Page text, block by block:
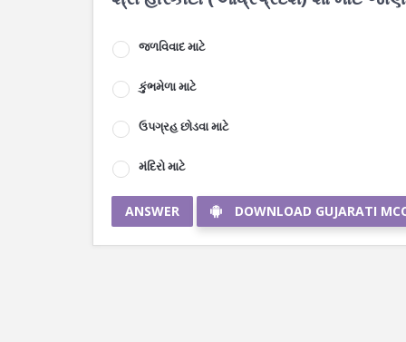
જળવિવાદ માટે
કુંભમેળા માટે
ઉપગ્રહ છોડવા માટે
મંદિરો માટે
ANSWER DOWNLOAD GUJARATI